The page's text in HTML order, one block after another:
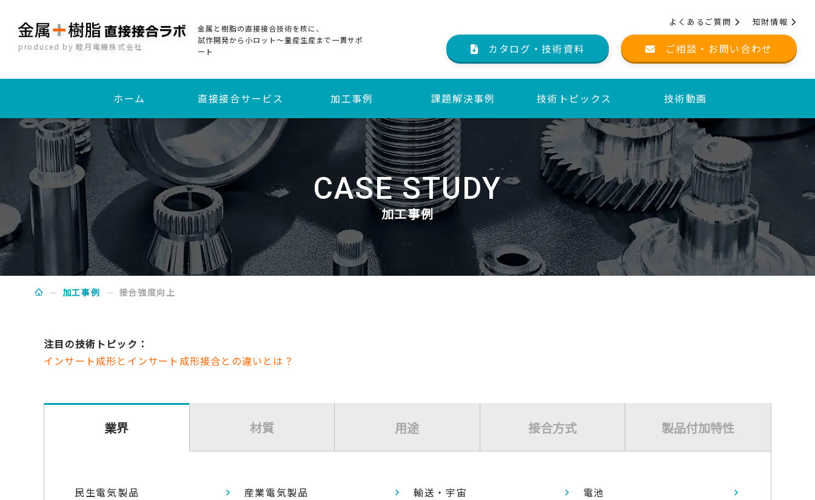
produced by 睦月電機株式会社
金属と樹脂の直接接合技術を核に、
試作開発から小ロット～量産生産まで一貫サポ
ート
知財情報
よくあるご質問
カタログ・技術資料 ご相談・お問い合わせ
ホーム 直接接合サービス
加熱圧着直接接合サービス
インサート成形接合サービス
加工事例 課題解決事例 技術トピックス 技術動画
CASE STUDY
加工事例
加工事例 接合強度向上
注目の技術トピック：
インサート成形とインサート成形接合との違いとは？
業界 材質 用途 接合方式 製品付加特性
民生電気製品 産業電気製品 輸送・宇宙 電池